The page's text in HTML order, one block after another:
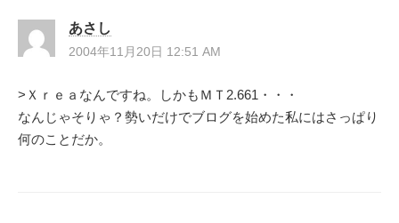
あさし
2004年11月20日 12:51 AM
>Ｘｒｅａなんですね。しかもＭＴ2.661・・・
なんじゃそりゃ？勢いだけでブログを始めた私にはさっぱり
何のことだか。